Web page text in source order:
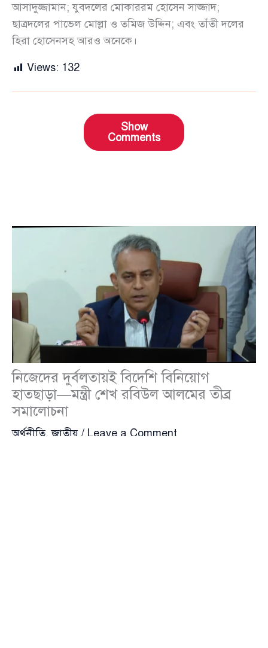
আসাদুজ্জামান; যুবদলের মোকাররম হোসেন সাজ্জাদ;
ছাত্রদলের পাভেল মোল্লা ও তমিজ উদ্দিন; এবং তাঁতী দলের
হিরা হোসেনসহ আরও অনেকে।
Views: 132
Show
Comments
নিজেদের দুর্বলতায়ই বিদেশি বিনিয়োগ
হাতছাড়া—মন্ত্রী শেখ রবিউল আলমের তীব্র
সমালোচনা
অর্থনীতি,জাতীয় / Leave a Comment